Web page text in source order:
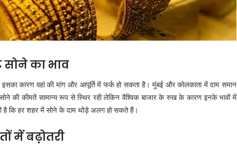
का भाव
कारण वहां की मांग और आपूर्ति में फर्क हो सकता है। मुंबई और कोलकाता में दाम समान
की कीमतें सामान्य रूप से स्थिर रही लेकिन वैश्विक बाजार के रुख के कारण इनके भावों में
है कि हर शहर में सोने के दाम थोड़े अलग हो सकते हैं।
में बढ़ोतरी